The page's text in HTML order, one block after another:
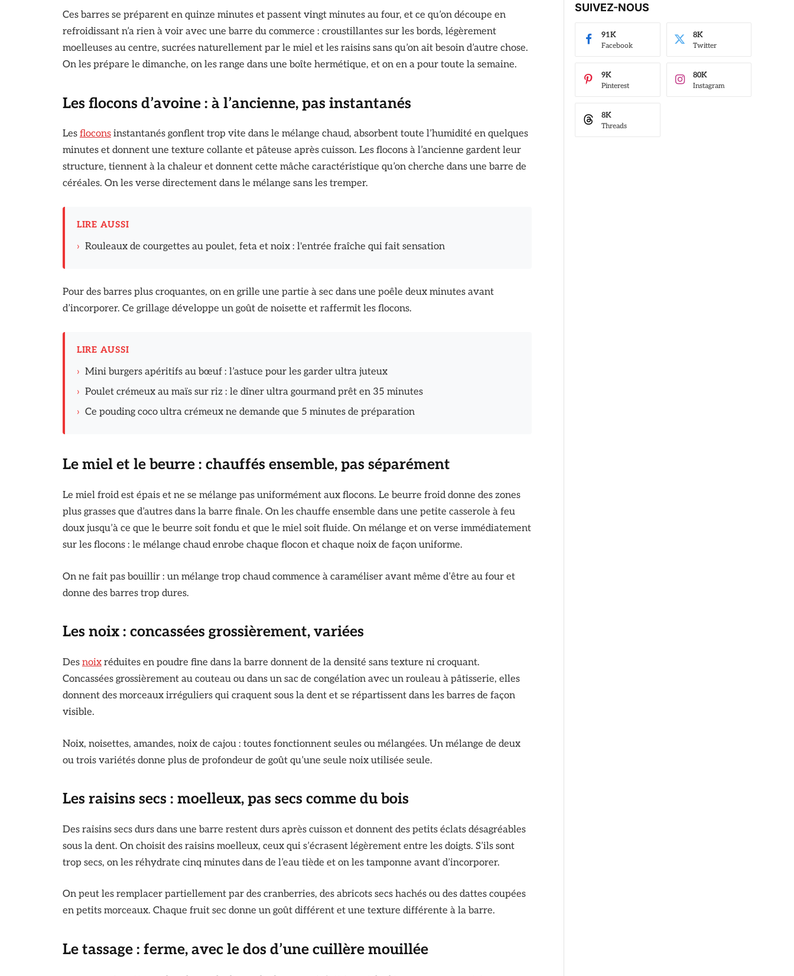
Ces barres se préparent en quinze minutes et passent vingt minutes au four, et ce qu’on découpe en
refroidissant n’a rien à voir avec une barre du commerce : croustillantes sur les bords, légèrement
moelleuses au centre, sucrées naturellement par le miel et les raisins sans qu’on ait besoin d’autre chose.
On les prépare le dimanche, on les range dans une boîte hermétique, et on en a pour toute la semaine.
Les flocons d’avoine : à l’ancienne, pas instantanés
Les floconsinstantanés gonflent trop vite dans le mélange chaud, absorbent toute l’humidité en quelques
minutes et donnent une texture collante et pâteuse après cuisson. Les flocons à l’ancienne gardent leur
structure, tiennent à la chaleur et donnent cette mâche caractéristique qu’on cherche dans une barre de
céréales. On les verse directement dans le mélange sans les tremper.
LIRE AUSSI
› Rouleaux de courgettes au poulet, feta et noix : l'entrée fraîche qui fait sensation
Pour des barres plus croquantes, on en grille une partie à sec dans une poêle deux minutes avant
d’incorporer. Ce grillage développe un goût de noisette et raffermit les flocons.
LIRE AUSSI
› Mini burgers apéritifs au bœuf : l’astuce pour les garder ultra juteux
› Poulet crémeux au maïs sur riz : le dîner ultra gourmand prêt en 35 minutes
› Ce pouding coco ultra crémeux ne demande que 5 minutes de préparation
Le miel et le beurre : chauffés ensemble, pas séparément
Le miel froid est épais et ne se mélange pas uniformément aux flocons. Le beurre froid donne des zones
plus grasses que d’autres dans la barre finale. On les chauffe ensemble dans une petite casserole à feu
doux jusqu’à ce que le beurre soit fondu et que le miel soit fluide. On mélange et on verse immédiatement
sur les flocons : le mélange chaud enrobe chaque flocon et chaque noix de façon uniforme.
On ne fait pas bouillir : un mélange trop chaud commence à caraméliser avant même d’être au four et
donne des barres trop dures.
Les noix : concassées grossièrement, variées
Des noixréduites en poudre fine dans la barre donnent de la densité sans texture ni croquant.
Concassées grossièrement au couteau ou dans un sac de congélation avec un rouleau à pâtisserie, elles
donnent des morceaux irréguliers qui craquent sous la dent et se répartissent dans les barres de façon
visible.
Noix, noisettes, amandes, noix de cajou : toutes fonctionnent seules ou mélangées. Un mélange de deux
ou trois variétés donne plus de profondeur de goût qu’une seule noix utilisée seule.
Les raisins secs : moelleux, pas secs comme du bois
Des raisins secs durs dans une barre restent durs après cuisson et donnent des petits éclats désagréables
sous la dent. On choisit des raisins moelleux, ceux qui s’écrasent légèrement entre les doigts. S’ils sont
trop secs, on les réhydrate cinq minutes dans de l’eau tiède et on les tamponne avant d’incorporer.
On peut les remplacer partiellement par des cranberries, des abricots secs hachés ou des dattes coupées
en petits morceaux. Chaque fruit sec donne un goût différent et une texture différente à la barre.
Le tassage : ferme, avec le dos d’une cuillère mouillée
SUIVEZ-NOUS
Facebook
91K
Twitter
8K
Pinterest
9K
Instagram
80K
Threads
8K